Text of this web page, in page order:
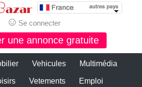
☺ Se connecter
une annonce gratuite
Vehicules Multimédia
Vetements
Emploi